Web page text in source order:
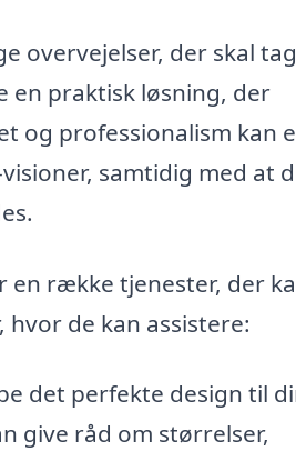
overvejelser, der skal
praktisk løsning, der
og professionalism kan
samtidig med at
række tjenester, der
de kan assistere:
det perfekte design til
give råd om størrelser,